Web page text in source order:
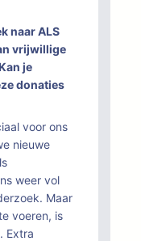
naar ALS
vrijwillige
je
donaties
voor ons
nieuwe
weer vol
Maar
voeren, is
Extra